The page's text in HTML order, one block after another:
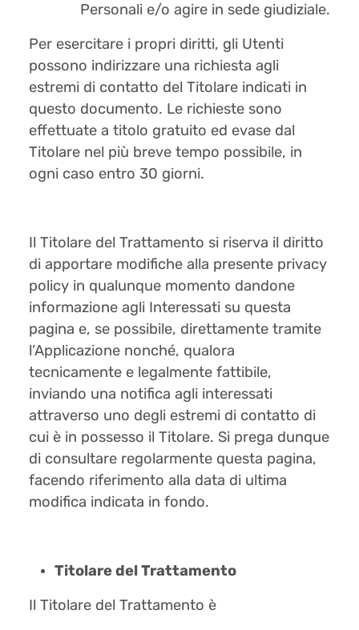
Personali e/o agire in sede giudiziale.
Per esercitare i propri diritti, gli Utenti
possono indirizzare una richiesta agli
estremi di contatto del Titolare indicati in
questo documento. Le richieste sono
effettuate a titolo gratuito ed evase dal
Titolare nel più breve tempo possibile, in
ogni caso entro 30 giorni.
Il Titolare del Trattamento si riserva il diritto
di apportare modifiche alla presente privacy
policy in qualunque momento dandone
informazione agli Interessati su questa
pagina e, se possibile, direttamente tramite
l’Applicazione nonché, qualora
tecnicamente e legalmente fattibile,
inviando una notifica agli interessati
attraverso uno degli estremi di contatto di
cui è in possesso il Titolare. Si prega dunque
di consultare regolarmente questa pagina,
facendo riferimento alla data di ultima
modifica indicata in fondo.
Titolare del Trattamento
Il Titolare del Trattamento è